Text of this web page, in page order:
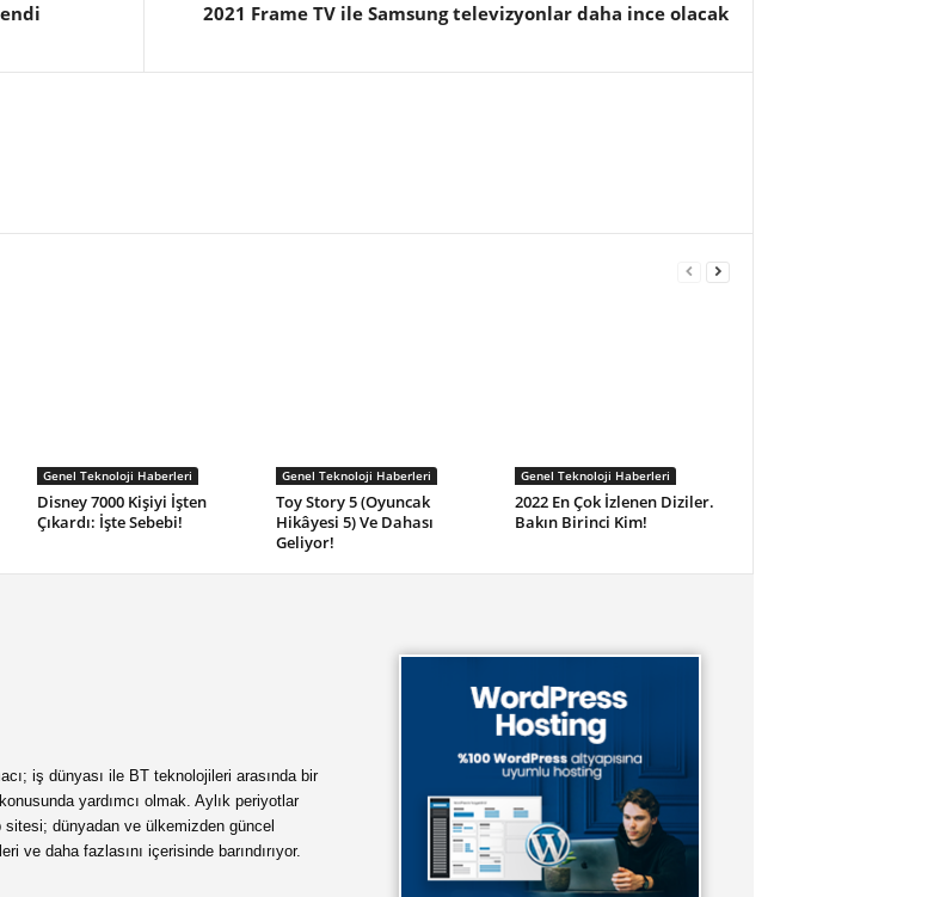
2021 Frame TV ile Samsung televizyonlar daha ince olacak
Genel Teknoloji Haberleri
Disney 7000 Kişiyi İşten
Çıkardı: İşte Sebebi!
Genel Teknoloji Haberleri
Toy Story 5 (Oyuncak
Hikâyesi 5) Ve Dahası
Geliyor!
Genel Teknoloji Haberleri
2022 En Çok İzlenen Diziler.
Bakın Birinci Kim!
iş dünyası ile BT teknolojileri arasında bir
yardımcı olmak. Aylık periyotlar
dünyadan ve ülkemizden güncel
ve daha fazlasını içerisinde barındırıyor.